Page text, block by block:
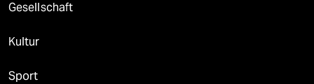
Gesellschaft
Kultur
Sport